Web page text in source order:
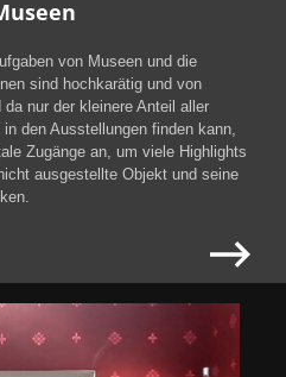
von Museen und die
sind hochkarätig und von
nur der kleinere Anteil aller
den Ausstellungen finden kann,
Zugänge an, um viele Highlights
ausgestellte Objekt und seine